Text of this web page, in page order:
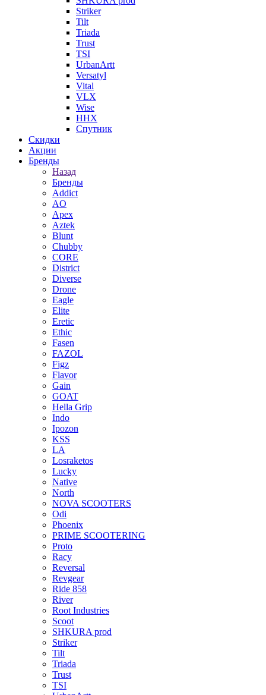
Striker
Tilt
Triada
Trust
TSI
UrbanArtt
Versatyl
Vital
VLX
Wise
ННХ
Спутник
Скидки
Акции
Бренды
Назад
Бренды
Addict
AO
Apex
Aztek
Blunt
Chubby
CORE
District
Diverse
Drone
Eagle
Elite
Eretic
Ethic
Fasen
FAZOL
Figz
Flavor
Gain
GOAT
Hella Grip
Indo
Ipozon
KSS
LA
Losraketos
Lucky
Native
North
NOVA SCOOTERS
Odi
Phoenix
PRIME SCOOTERING
Proto
Racy
Reversal
Revgear
Ride 858
River
Root Industries
Scoot
SHKURA рrоd
Striker
Tilt
Triada
Trust
TSI